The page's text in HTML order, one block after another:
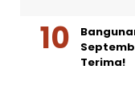
Terima!